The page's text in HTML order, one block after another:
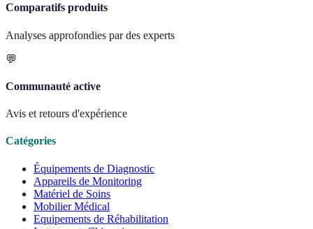
Comparatifs produits
Analyses approfondies par des experts
💬
Communauté active
Avis et retours d'expérience
Catégories
Équipements de Diagnostic
Appareils de Monitoring
Matériel de Soins
Mobilier Médical
Equipements de Réhabilitation